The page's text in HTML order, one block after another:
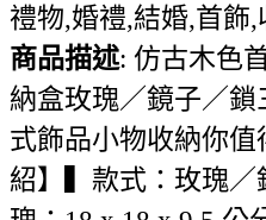
禮物,婚禮,結婚,首飾,
商品描述: 仿古木色
納盒玫瑰／鏡子／
式飾品小物收納你
紹】▍款式：玫瑰